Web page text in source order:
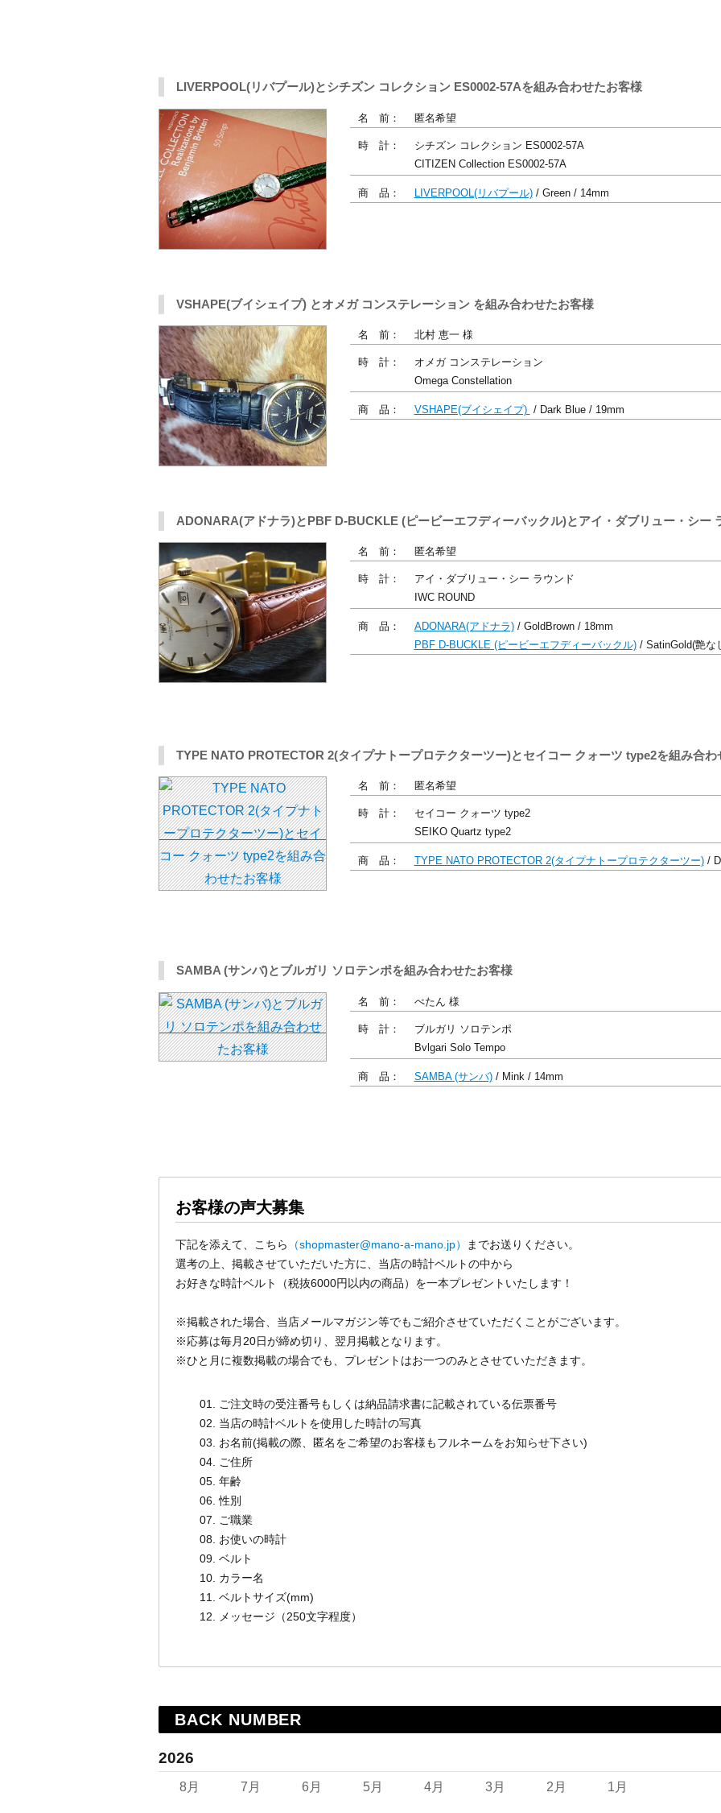
LIVERPOOL(リバプール)とシチズン コレクション ES0002-57Aを組み合わせたお客様
名 前： 匿名希望
時 計：
シチズン コレクション ES0002-57A
CITIZEN Collection ES0002-57A
商 品： LIVERPOOL(リバプール)/ Green / 14mm
VSHAPE(ブイシェイプ) とオメガ コンステレーション を組み合わせたお客様
名 前： 北村 恵一 様
時 計：
オメガ コンステレーション
Omega Constellation
商 品： VSHAPE(ブイシェイプ) / Dark Blue / 19mm
ADONARA(アドナラ)とPBF D-BUCKLE (ピービーエフディーバックル)とアイ・ダブリュー・シー
名 前： 匿名希望
時 計：
アイ・ダブリュー・シー ラウンド
IWC ROUND
商 品： ADONARA(アドナラ)/ GoldBrown / 18mm
PBF D-BUCKLE (ピービーエフディーバックル)/ SatinGold(艶な
TYPE NATO PROTECTOR 2(タイプナトープロテクターツー)とセイコー クォーツ type2を組み合わ
名 前： 匿名希望
時 計：
セイコー クォーツ type2
SEIKO Quartz type2
商 品： TYPE NATO PROTECTOR 2(タイプナトープロテクターツー)/
SAMBA (サンバ)とブルガリ ソロテンポを組み合わせたお客様
名 前： ぺたん 様
時 計：
ブルガリ ソロテンポ
Bvlgari Solo Tempo
商 品： SAMBA (サンバ)/ Mink / 14mm
お客様の声大募集
下記を添えて、こちら （shopmaster@mano-a-mano.jp）
までお送りください。
選考の上、掲載させていただいた方に、当店の時計ベルトの中から
お好きな時計ベルト（税抜6000円以内の商品）を一本プレゼントいたします！
※掲載された場合、当店メールマガジン等でもご紹介させていただくことがございます。
※応募は毎月20日が締め切り、翌月掲載となります。
※ひと月に複数掲載の場合でも、プレゼントはお一つのみとさせていただきます。
ご注文時の受注番号もしくは納品請求書に記載されている伝票番号
当店の時計ベルトを使用した時計の写真
お名前(掲載の際、匿名をご希望のお客様もフルネームをお知らせ下さい)
ご住所
年齢
性別
ご職業
お使いの時計
ベルト
カラー名
ベルトサイズ(mm)
メッセージ（250文字程度）
BACK NUMBER
2026
8月 7月 6月 5月 4月 3月 2月 1月